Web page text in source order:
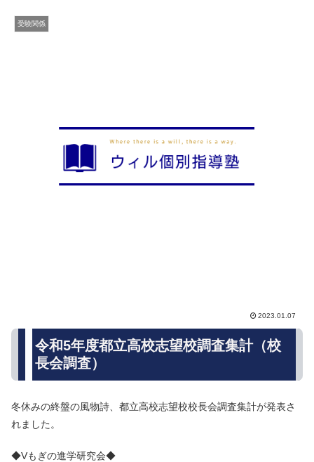
受験関係
2023.01.07
令和5年度都立高校志望校調査集計（校
長会調査）
冬休みの終盤の風物詩、都立高校志望校校長会調査集計が発表さ
れました。
◆Vもぎの進学研究会◆